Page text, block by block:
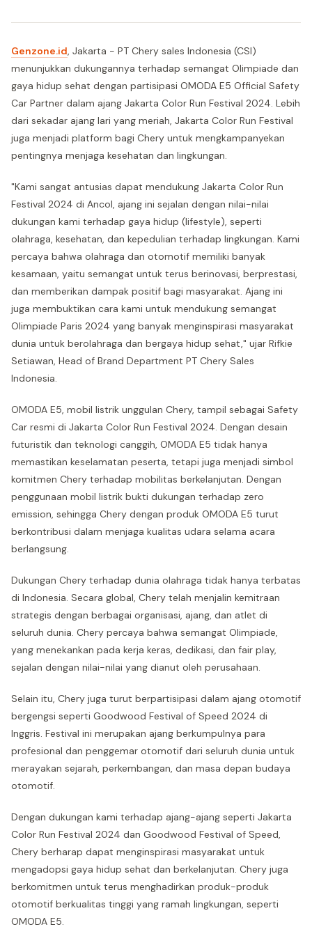
Genzone.id, Jakarta - PT Chery sales Indonesia (CSI)
menunjukkan dukungannya terhadap semangat Olimpiade dan
gaya hidup sehat dengan partisipasi OMODA E5 Official Safety
Car Partner dalam ajang Jakarta Color Run Festival 2024. Lebih
dari sekadar ajang lari yang meriah, Jakarta Color Run Festival
juga menjadi platform bagi Chery untuk mengkampanyekan
pentingnya menjaga kesehatan dan lingkungan.
"Kami sangat antusias dapat mendukung Jakarta Color Run
Festival 2024 di Ancol, ajang ini sejalan dengan nilai-nilai
dukungan kami terhadap gaya hidup (lifestyle), seperti
olahraga, kesehatan, dan kepedulian terhadap lingkungan. Kami
percaya bahwa olahraga dan otomotif memiliki banyak
kesamaan, yaitu semangat untuk terus berinovasi, berprestasi,
dan memberikan dampak positif bagi masyarakat. Ajang ini
juga membuktikan cara kami untuk mendukung semangat
Olimpiade Paris 2024 yang banyak menginspirasi masyarakat
dunia untuk berolahraga dan bergaya hidup sehat," ujar Rifkie
Setiawan, Head of Brand Department PT Chery Sales
Indonesia.
OMODA E5, mobil listrik unggulan Chery, tampil sebagai Safety
Car resmi di Jakarta Color Run Festival 2024. Dengan desain
futuristik dan teknologi canggih, OMODA E5 tidak hanya
memastikan keselamatan peserta, tetapi juga menjadi simbol
komitmen Chery terhadap mobilitas berkelanjutan. Dengan
penggunaan mobil listrik bukti dukungan terhadap zero
emission, sehingga Chery dengan produk OMODA E5 turut
berkontribusi dalam menjaga kualitas udara selama acara
berlangsung.
Dukungan Chery terhadap dunia olahraga tidak hanya terbatas
di Indonesia. Secara global, Chery telah menjalin kemitraan
strategis dengan berbagai organisasi, ajang, dan atlet di
seluruh dunia. Chery percaya bahwa semangat Olimpiade,
yang menekankan pada kerja keras, dedikasi, dan fair play,
sejalan dengan nilai-nilai yang dianut oleh perusahaan.
Selain itu, Chery juga turut berpartisipasi dalam ajang otomotif
bergengsi seperti Goodwood Festival of Speed 2024 di
Inggris. Festival ini merupakan ajang berkumpulnya para
profesional dan penggemar otomotif dari seluruh dunia untuk
merayakan sejarah, perkembangan, dan masa depan budaya
otomotif.
Dengan dukungan kami terhadap ajang-ajang seperti Jakarta
Color Run Festival 2024 dan Goodwood Festival of Speed,
Chery berharap dapat menginspirasi masyarakat untuk
mengadopsi gaya hidup sehat dan berkelanjutan. Chery juga
berkomitmen untuk terus menghadirkan produk-produk
otomotif berkualitas tinggi yang ramah lingkungan, seperti
OMODA E5.